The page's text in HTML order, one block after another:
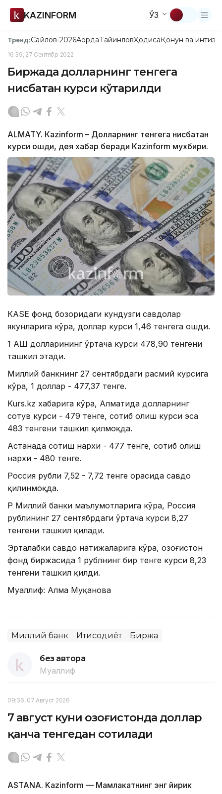
KAZINFORM ЎЗ
Тренд:Сайлов-2026АқордаТайинловҲодисаҚонун ва
16:39, 27 Сентябр 2022
Биржада долларнинг тенгега
нисбатан курси кўтарилди
ALMATY. Кazinform – Долларнинг тенгега нисбатан
курси ошди, дея хабар беради Кazinform мухбири.
КАSЕ фонд бозоридаги кундузги савдолар
якунларига кўра, доллар курси 1,46 тенгега ошди.
1 АҚШ долларининг ўртача курси 478,90 тенгени
ташкил этади.
Миллий банкнинг 27 сентябрдаги расмий курсига
кўра, 1 доллар - 477,37 тенге.
Kurs.kz хабарига кўра, Алматида долларнинг
сотув курси - 479 тенге, сотиб олиш курси эса
483 тенгени ташкил қилмоқда.
Астанада сотиш нархи - 477 тенге, сотиб олиш
нархи - 480 тенге.
Россия рубли 7,52 - 7,72 тенге орасида савдо
қилинмоқда.
ҚР Миллий банки маълумотларига кўра, Россия
рублининг 27 сентябрдаги ўртача курси 8,27
тенгени ташкил қилади.
Эрталабки савдо натижаларига кўра, Қозоғистон
фонд биржасида 1 рублнинг бир тенге курси 8,23
тенгени ташкил қилди.
Муаллиф: Алма Муқанова
Миллий банк Иқтисодиёт Биржа
без автора
Муаллиф
09:36, 07 Август 2026
7 август куни Қозоғистонда доллар
қанча тенгедан сотилади
ASTANA. Kazinform — Мамлакатнинг энг йирик